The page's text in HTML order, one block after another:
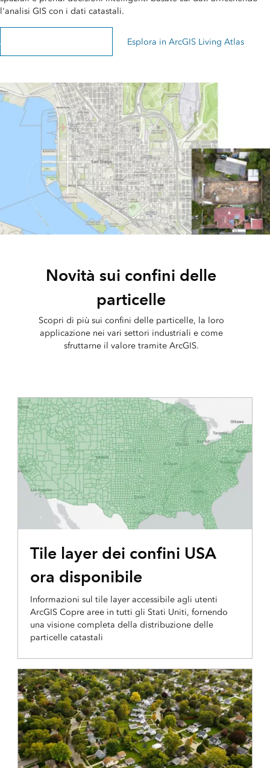
l'analisi GIS con i dati catastali.
Acquista particelle premium Esplora in ArcGIS Living Atlas
Novità sui confini delle
particelle
Scopri di più sui confini delle particelle, la loro
applicazione nei vari settori industriali e come
sfruttarne il valore tramite ArcGIS.
Tile layer dei confini USA
ora disponibile
Informazioni sul tile layer accessibile agli utenti
ArcGIS Copre aree in tutti gli Stati Uniti, fornendo
una visione completa della distribuzione delle
particelle catastali